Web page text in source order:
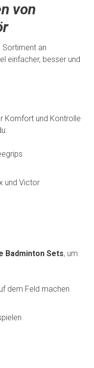
von
an
einfacher, besser und
Komfort und Kontrolle
und Victor
Badminton Sets, um
dem Feld machen